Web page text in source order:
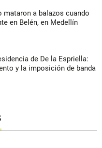
mataron a balazos cuando
en Belén, en Medellín
de De la Espriella:
y la imposición de banda